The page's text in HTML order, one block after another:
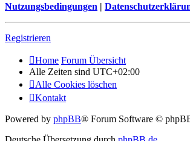
Nutzungsbedingungen |
Registrieren
Home Forum Übersicht
Alle Zeiten sind UTC+02:00
Alle Cookies löschen
Kontakt
Powered by phpBB® Forum Software ©